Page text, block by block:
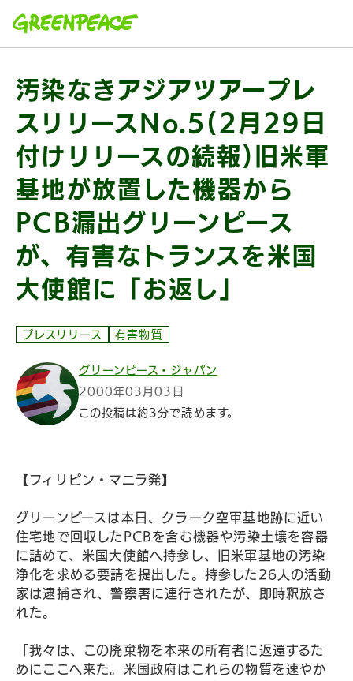
汚染なきアジアツアープレ
スリリースNo.5(2月29日
付けリリースの続報)旧米軍
基地が放置した機器から
PCB漏出グリーンピース
が、有害なトランスを米国
大使館に「お返し」
プレスリリース 有害物質
グリーンピース・ジャパン
2000年03月03日
この投稿は約3分で読めます。
【フィリピン・マニラ発】
グリーンピースは本日、クラーク空軍基地跡に近い
住宅地で回収したPCBを含む機器や汚染土壌を容器
に詰めて、米国大使館へ持参し、旧米軍基地の汚染
浄化を求める要請を提出した。持参した26人の活動
家は逮捕され、警察署に連行されたが、即時釈放さ
れた。
「我々は、この廃棄物を本来の所有者に返還するた
めにここへ来た。米国政府はこれらの物質を速やか